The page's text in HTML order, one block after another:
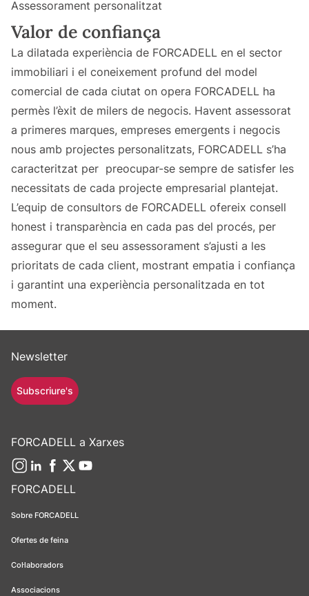
Assessorament personalitzat
Valor de confiança
La dilatada experiència de FORCADELL en el sector
immobiliari i el coneixement profund del model
comercial de cada ciutat on opera FORCADELL ha
permès l’èxit de milers de negocis. Havent assessorat
a primeres marques, empreses emergents i negocis
nous amb projectes personalitzats, FORCADELL s’ha
caracteritzat per preocupar-se sempre de satisfer les
necessitats de cada projecte empresarial plantejat.
L’equip de consultors de FORCADELL ofereix consell
honest i transparència en cada pas del procés, per
assegurar que el seu assessorament s’ajusti a les
prioritats de cada client, mostrant empatia i confiança
i garantint una experiència personalitzada en tot
moment.
FORCADELL
Sobre FORCADELL
Ofertes de feina
Col·laboradors
Associacions
Newsletter
Subscriure's
FORCADELL a Xarxes